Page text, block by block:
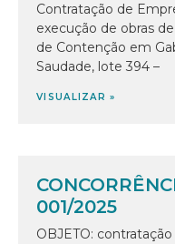
Contratação de
execução de obras
de Contenção em
Saudade, lote 394 –
VISUALIZAR »
001/2025
OBJETO: